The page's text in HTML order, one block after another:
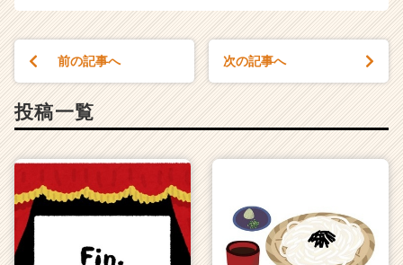
ス
が
活
イ
ト
前の記事へ 次の記事へ
投稿一覧